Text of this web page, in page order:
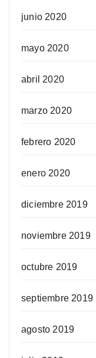
junio 2020
mayo 2020
abril 2020
marzo 2020
febrero 2020
enero 2020
diciembre 2019
noviembre 2019
octubre 2019
septiembre 2019
agosto 2019